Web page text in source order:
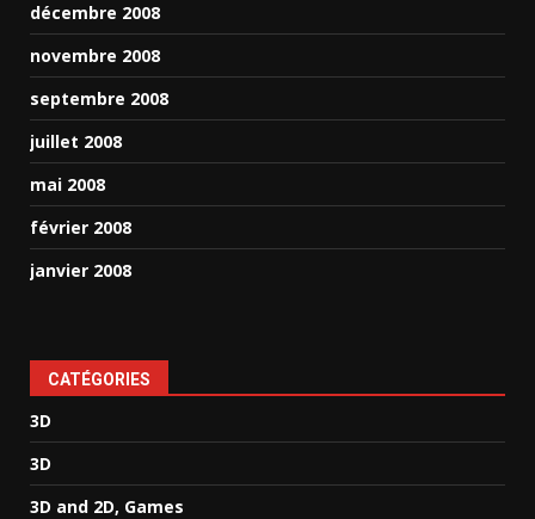
décembre 2008
novembre 2008
septembre 2008
juillet 2008
mai 2008
février 2008
janvier 2008
CATÉGORIES
3D
3D
3D and 2D, Games